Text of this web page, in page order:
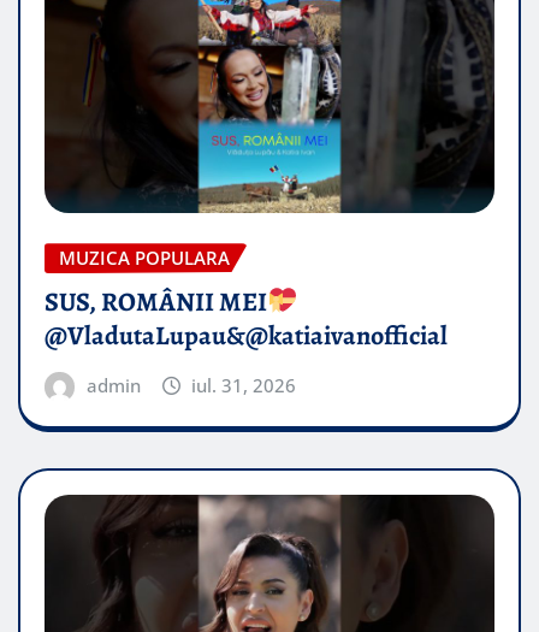
MUZICA POPULARA
SUS, ROMÂNII MEI
@VladutaLupau&@katiaivanofficial
admin iul. 31, 2026